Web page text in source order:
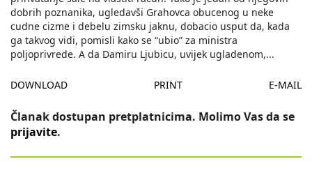
dobrih poznanika, ugledavši Grahovca obucenog u neke
cudne cizme i debelu zimsku jaknu, dobacio usput da, kada
ga takvog vidi, pomisli kako se “ubio” za ministra
poljoprivrede. A da Damiru Ljubicu, uvijek ugladenom,...
DOWNLOAD PRINT E-MAIL
Članak dostupan pretplatnicima. Molimo Vas da se
prijavite.